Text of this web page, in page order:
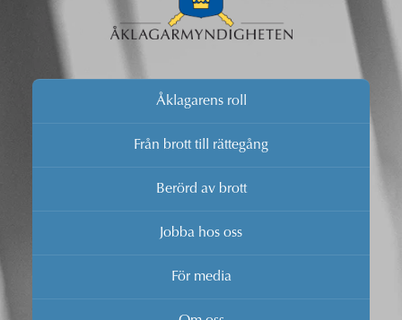
Åklagarens roll
Från brott till rättegång
Berörd av brott
Jobba hos oss
För media